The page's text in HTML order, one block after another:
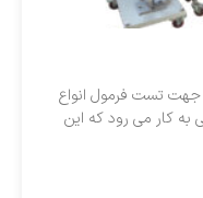
تست فرمول انواع
به کار می رود که این